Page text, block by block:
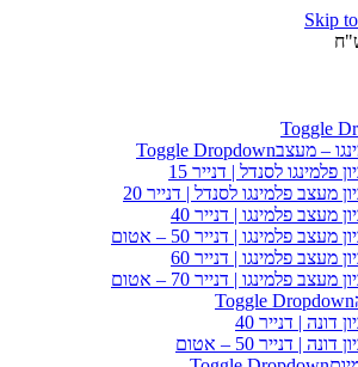
מעצבToggle Dropdown
לסנדל | דנייר 15
פלמינגו לסנדל | דנייר 20
פלמינגו | דנייר 40
| דנייר 50 – אטום
פלמינגו | דנייר 60
| דנייר 70 – אטום
Toggle
דנייר 40
50 – אטום